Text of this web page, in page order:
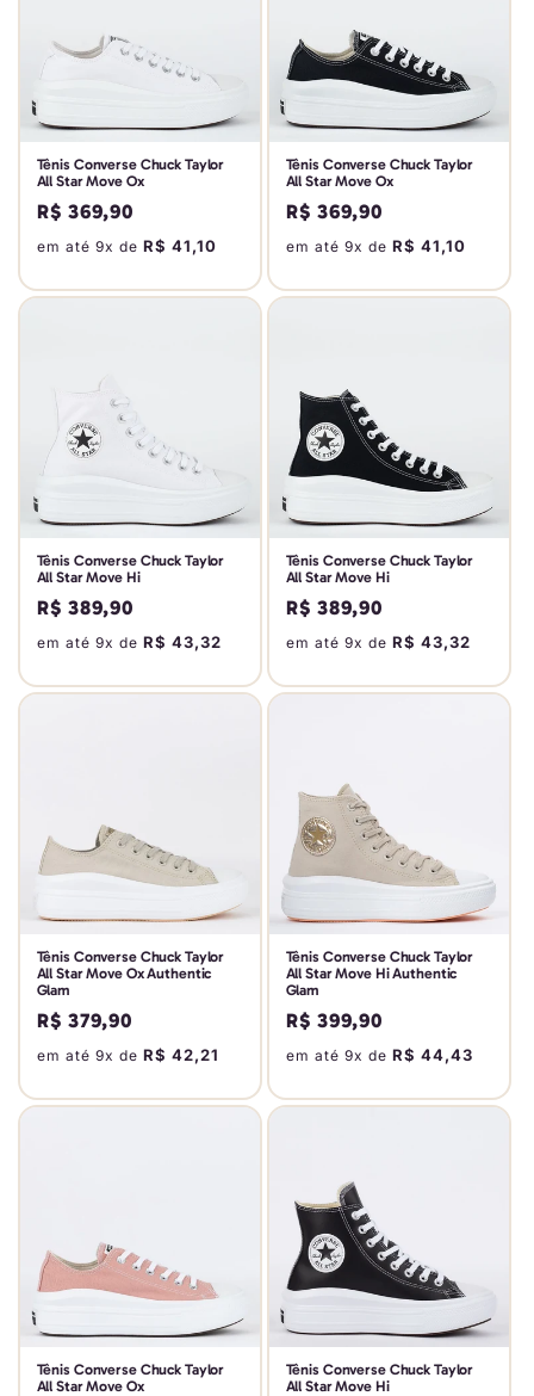
Tênis Converse Chuck Taylor
All Star Move Ox
Preço
normal
R$ 369,90
em até 9x de R$ 41,10
Tênis Converse Chuck Taylor
All Star Move Ox
Preço
normal
R$ 369,90
em até 9x de R$ 41,10
Tênis Converse Chuck Taylor
All Star Move Hi
Preço
normal
R$ 389,90
em até 9x de R$ 43,32
Tênis Converse Chuck Taylor
All Star Move Hi
Preço
normal
R$ 389,90
em até 9x de R$ 43,32
Tênis Converse Chuck Taylor
All Star Move Ox Authentic
Glam
Preço
normal
R$ 379,90
em até 9x de R$ 42,21
Tênis Converse Chuck Taylor
All Star Move Hi Authentic
Glam
Preço
normal
R$ 399,90
em até 9x de R$ 44,43
Tênis Converse Chuck Taylor
All Star Move Ox
Tênis Converse Chuck Taylor
All Star Move Hi